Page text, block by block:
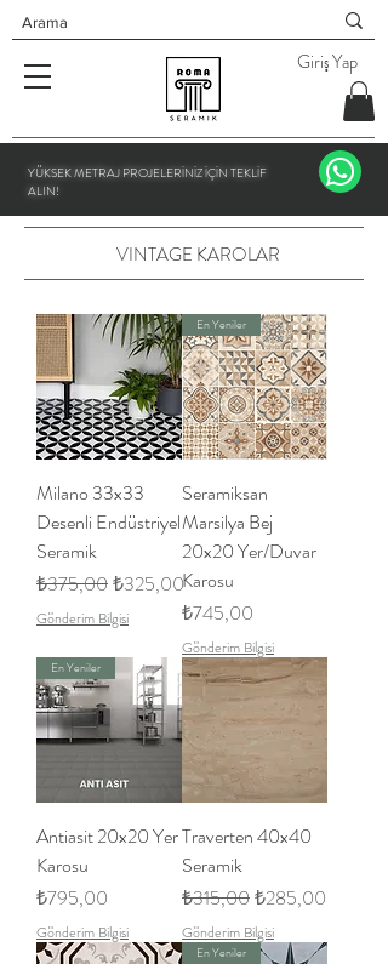
Giriş Yap
YÜKSEK METRAJ PROJELERİNİZ İÇİN TEKLİF
ALIN!
VINTAGE KAROLAR
Milano 33x33
Desenli Endüstriyel
Seramik
Normal Fiyat
₺375,00İndirimli Fiyat
₺325,00
Gönderim Bilgisi
En Yeniler
Seramiksan
Marsilya Bej
20x20 Yer/Duvar
Karosu
Fiyat
₺745,00
Gönderim Bilgisi
En Yeniler
Antiasit 20x20 Yer
Karosu
Fiyat
₺795,00
Gönderim Bilgisi
Traverten 40x40
Seramik
Normal Fiyat
₺315,00İndirimli Fiyat
₺285,00
Gönderim Bilgisi
En Yeniler